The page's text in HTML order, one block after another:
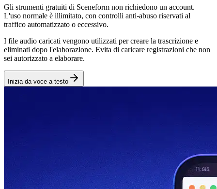
Gli strumenti gratuiti di Sceneform non richiedono un account.
L'uso normale è illimitato, con controlli anti-abuso riservati al
traffico automatizzato o eccessivo.
I file audio caricati vengono utilizzati per creare la trascrizione e
eliminati dopo l'elaborazione. Evita di caricare registrazioni che non
sei autorizzato a elaborare.
Inizia da voce a testo